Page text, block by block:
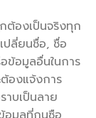
ต้องเป็นจริงทุก
ปลี่ยนชื่อ, ชื่อ
ข้อมูลอื่นในการ
องแจ้งการ
าบเป็นลาย